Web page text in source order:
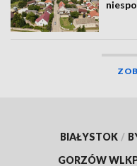
BIAŁYSTOK /
GORZÓW